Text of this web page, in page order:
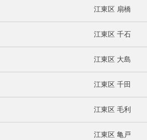
江東区 扇橋
江東区 千石
江東区 大島
江東区 千田
江東区 毛利
江東区 亀戸